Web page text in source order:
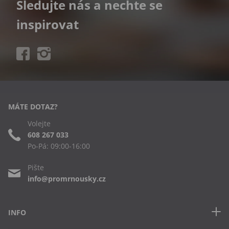
Sledujte nás a nechte se
inspirovat
INFO
MÁTE DOTAZ?
Volejte
608 267 033
Po-Pá: 09:00-16:00
Pište
info@promrnousky.cz